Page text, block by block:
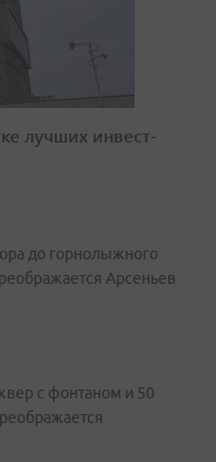
лучших инвест-
до горнолыжного
Арсеньев
с фонтаном и 50